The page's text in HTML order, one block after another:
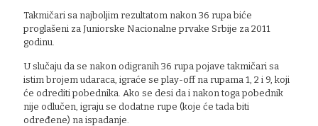
Takmičari sa najboljim rezultatom nakon 36 rupa biće
proglašeni za Juniorske Nacionalne prvake Srbije za 2011
godinu.
U slučaju da se nakon odigranih 36 rupa pojave takmičari sa
istim brojem udaraca, igraće se play-off na rupama 1, 2 i 9, koji
će odrediti pobednika. Ako se desi da i nakon toga pobednik
nije odlučen, igraju se dodatne rupe (koje će tada biti
određene) na ispadanje.